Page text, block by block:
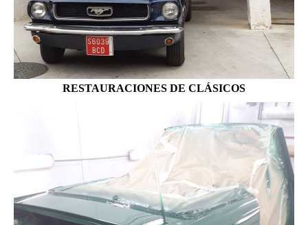
RESTAURACIONES DE CLÁSICOS